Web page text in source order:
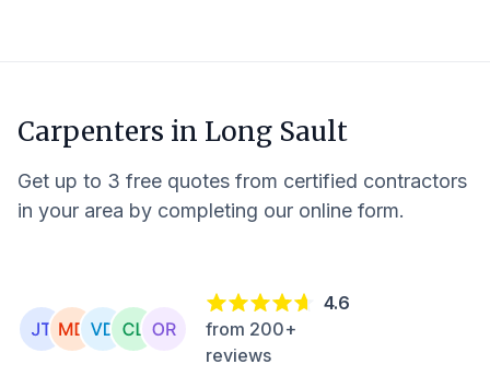
Carpenters in Long Sault
Get up to 3 free quotes from certified contractors
in your area by completing our online form.
4.6
from 200+
reviews